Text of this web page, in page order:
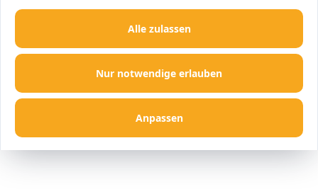
Nur notwendige erlauben
Anpassen
Alle zulassen